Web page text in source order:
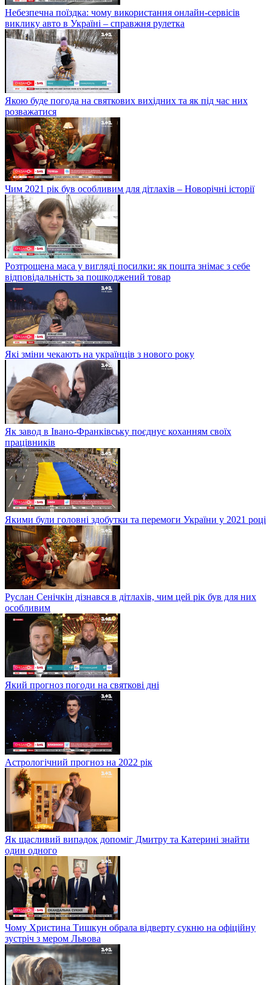
Небезпечна поїздка: чому використання онлайн-сервісів
виклику авто в Україні – справжня рулетка
Якою буде погода на святкових вихідних та як під час них
розважатися
Чим 2021 рік був особливим для дітлахів – Новорічні історії
Розтрощена маса у вигляді посилки: як пошта знімає з себе
відповідальність за пошкоджений товар
Які зміни чекають на українців з нового року
Як завод в Івано-Франківську поєднує коханням своїх
працівників
Якими були головні здобутки та перемоги України у 2021 році
Руслан Сенічкін дізнався в дітлахів, чим цей рік був для них
особливим
Який прогноз погоди на святкові дні
Астрологічний прогноз на 2022 рік
Як щасливий випадок допоміг Дмитру та Катерині знайти
один одного
Чому Христина Тишкун обрала відверту сукню на офіційну
зустріч з мером Львова